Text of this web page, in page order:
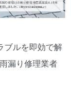
ブルを即効で解
漏り修理業者